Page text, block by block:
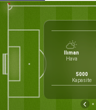
Ilıman
Hava
5000
Kapasite